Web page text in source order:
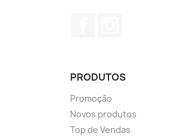
PRODUTOS
Promoção
Novos produtos
Top de Vendas